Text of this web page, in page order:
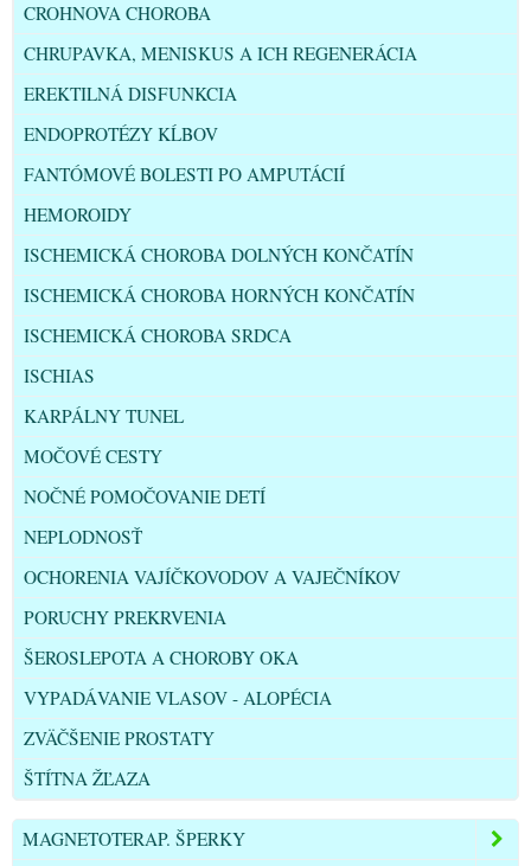
CROHNOVA CHOROBA
CHRUPAVKA, MENISKUS A ICH REGENERÁCIA
EREKTILNÁ DISFUNKCIA
ENDOPROTÉZY KĹBOV
FANTÓMOVÉ BOLESTI PO AMPUTÁCIÍ
HEMOROIDY
ISCHEMICKÁ CHOROBA DOLNÝCH KONČATÍN
ISCHEMICKÁ CHOROBA HORNÝCH KONČATÍN
ISCHEMICKÁ CHOROBA SRDCA
ISCHIAS
KARPÁLNY TUNEL
MOČOVÉ CESTY
NOČNÉ POMOČOVANIE DETÍ
NEPLODNOSŤ
OCHORENIA VAJÍČKOVODOV A VAJEČNÍKOV
PORUCHY PREKRVENIA
ŠEROSLEPOTA A CHOROBY OKA
VYPADÁVANIE VLASOV - ALOPÉCIA
ZVÄČŠENIE PROSTATY
ŠTÍTNA ŽĽAZA
MAGNETOTERAP. ŠPERKY